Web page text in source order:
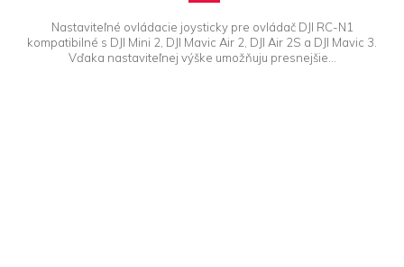
Nastaviteľné ovládacie joysticky pre ovládač DJI RC-N1
kompatibilné s DJI Mini 2, DJI Mavic Air 2, DJI Air 2S a DJI Mavic 3.
Vďaka nastaviteľnej výške umožňuju presnejšie...